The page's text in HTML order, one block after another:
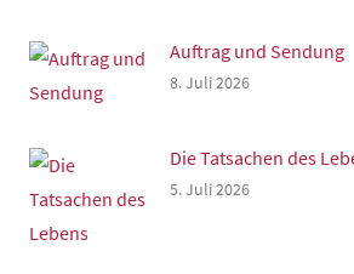
Auftrag und Sendung
8. Juli 2026
Die Tatsachen des
5. Juli 2026